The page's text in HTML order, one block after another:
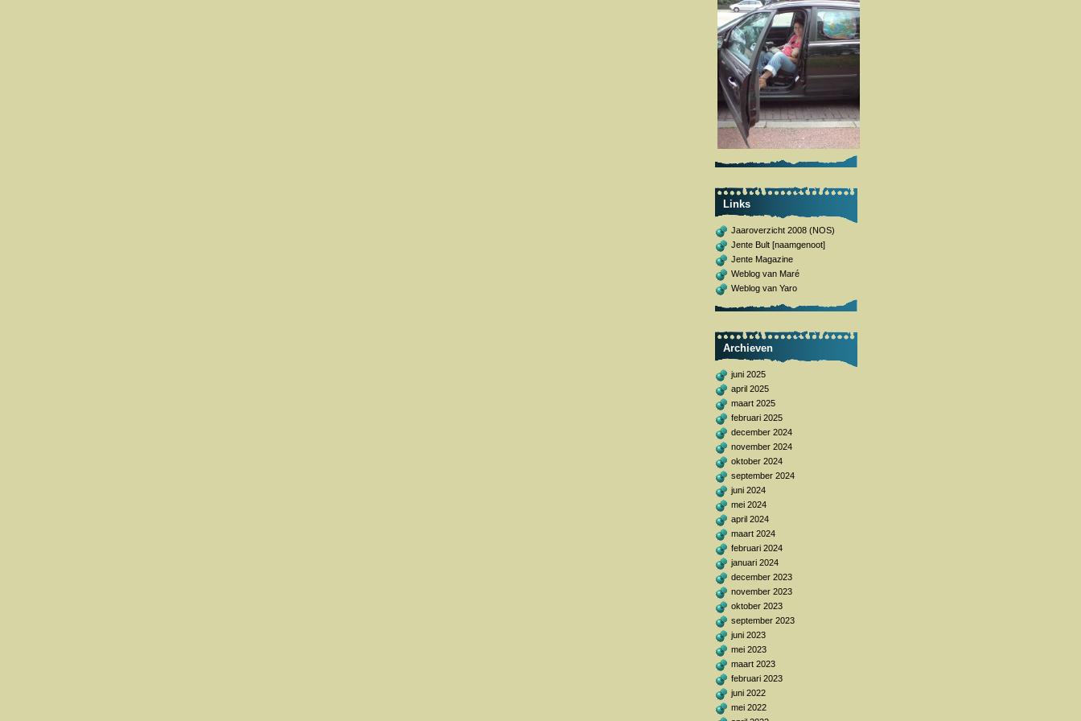
Links
Jaaroverzicht 2008 (NOS)
Jente Bult [naamgenoot]
Jente Magazine
Weblog van Maré
Weblog van Yaro
Archieven
juni 2025
april 2025
maart 2025
februari 2025
december 2024
november 2024
oktober 2024
september 2024
juni 2024
mei 2024
april 2024
maart 2024
februari 2024
januari 2024
december 2023
november 2023
oktober 2023
september 2023
juni 2023
mei 2023
maart 2023
februari 2023
juni 2022
mei 2022